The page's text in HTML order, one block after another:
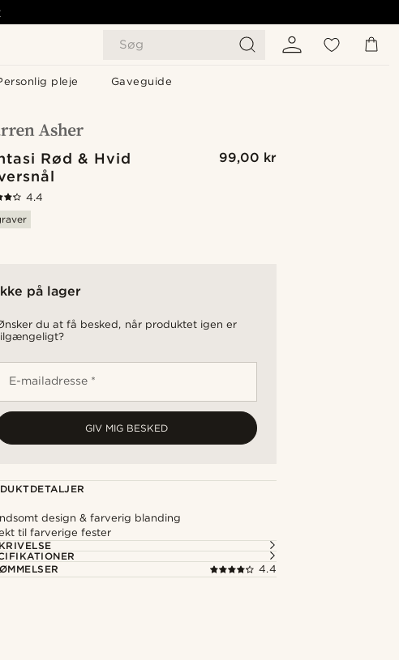
Søg
pleje Gaveguide
Rød & Hvid
99,00 kr
4.4
på lager
du at få besked, når produktet igen er
E-mailadresse *
GIV MIG BESKED
design & farverig blanding
til farverige fester
4.4